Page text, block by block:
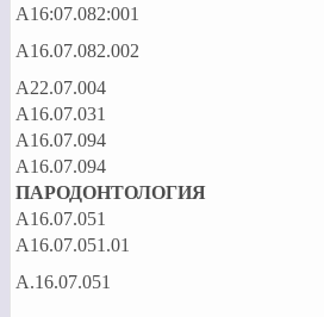
А16:07.082:001
А16.07.082.002
А22.07.004
A16.07.031
А16.07.094
А16.07.094
ПАРОДОНТОЛОГИЯ
A16.07.051
A16.07.051.01
А.16.07.051